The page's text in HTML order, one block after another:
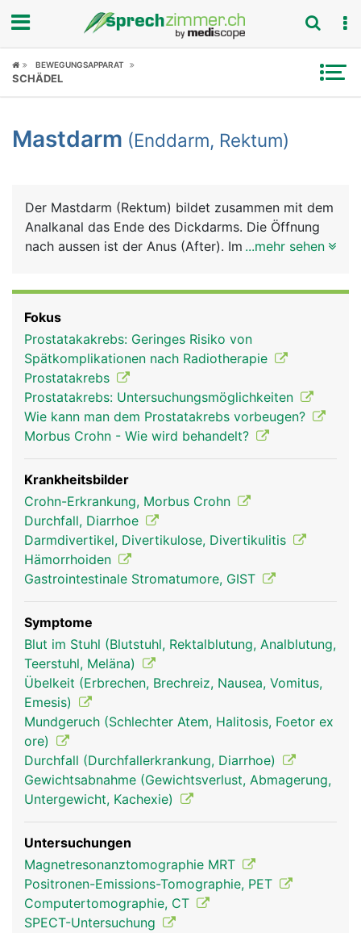
Fokus
Symptome
News
Rubriken
BEWEGUNGSAPPARAT
SCHÄDEL
Mastdarm (Enddarm, Rektum)
Der Mastdarm (Rektum) bildet zusammen mit dem
Analkanal das Ende des Dickdarms. Die Öffnung
nach aussen ist der Anus (After). Im Mastdarm
einem inneren und einem äusseren Schliessmuskel
umgeben. Der innere Afterschliessmuskel ist nicht
willentlich beeinflussbar. Er erschlafft automatisch
bei Kontakt mit dem Stuhl und lässt ihn in den
oberen Analkanal gleiten. Der äussere
Schliessmuskel kann selbst zur willentlichen
Stuhlentleerung gesteuert werden.
frau
mann
...mehr sehen
Fokus
Prostatakakrebs: Geringes Risiko von
Spätkomplikationen nach Radiotherapie
Prostatakrebs
Prostatakrebs: Untersuchungsmöglichkeiten
Wie kann man dem Prostatakrebs vorbeugen?
Morbus Crohn - Wie wird behandelt?
Krankheitsbilder
Crohn-Erkrankung, Morbus Crohn
Durchfall, Diarrhoe
Darmdivertikel, Divertikulose, Divertikulitis
Hämorrhoiden
Gastrointestinale Stromatumore, GIST
Symptome
Blut im Stuhl (Blutstuhl, Rektalblutung, Analblutung,
Teerstuhl, Meläna)
Übelkeit (Erbrechen, Brechreiz, Nausea, Vomitus,
Emesis)
Mundgeruch (Schlechter Atem, Halitosis, Foetor ex
ore)
Durchfall (Durchfallerkrankung, Diarrhoe)
Gewichtsabnahme (Gewichtsverlust, Abmagerung,
Untergewicht, Kachexie)
Untersuchungen
Magnetresonanztomographie MRT
Positronen-Emissions-Tomographie, PET
Computertomographie, CT
SPECT-Untersuchung